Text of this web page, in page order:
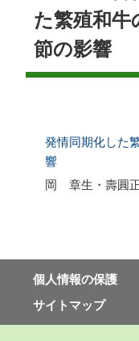
た繁殖和牛
節の影響
発情同期化した
響
岡 章生・壽圓
個⼈情報の保護
サイトマップ